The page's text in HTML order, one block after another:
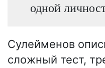
одной
Сулейменов
сложный тест,